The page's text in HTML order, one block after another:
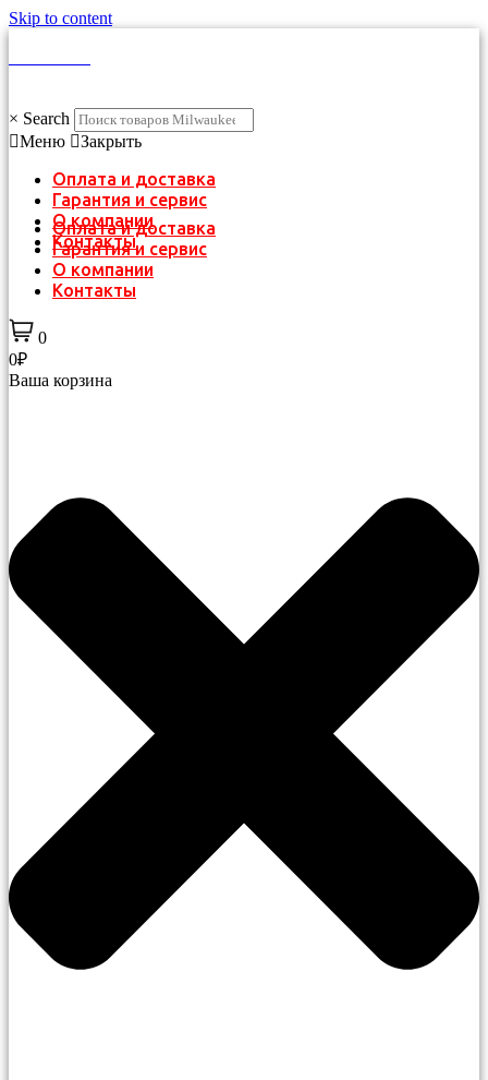
Skip to content
× Search
Меню
Закрыть
Оплата и доставка
Гарантия и сервис
О компании
Контакты
Оплата и доставка
Гарантия и сервис
О компании
Контакты
0
0₽
Ваша корзина